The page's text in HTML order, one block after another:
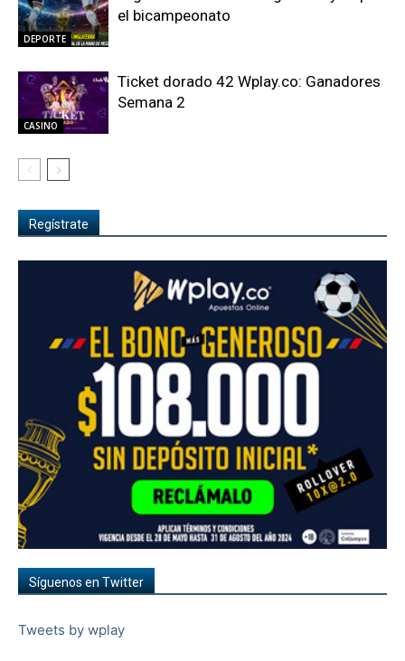
DEPORTE
el bicampeonato
CASINO
Ticket dorado 42 Wplay.co: Ganadores
Semana 2
Regístrate
Síguenos en Twitter
Tweets by wplay